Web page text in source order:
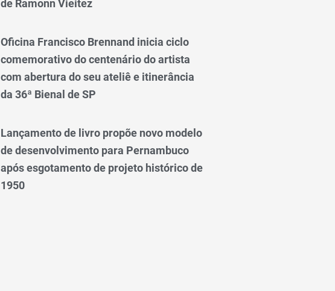
de Ramonn Vieitez
Oficina Francisco Brennand inicia ciclo
comemorativo do centenário do artista
com abertura do seu ateliê e itinerância
da 36ª Bienal de SP
Lançamento de livro propõe novo modelo
de desenvolvimento para Pernambuco
após esgotamento de projeto histórico de
1950